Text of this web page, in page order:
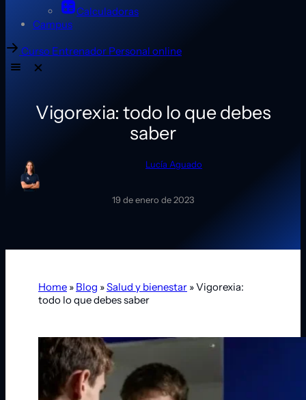
Calculadoras
Campus
Curso Entrenador Personal online
Vigorexia: todo lo que debes
saber
Lucía Aguado
19 de enero de 2023
Home » Blog »Salud y bienestar »Vigorexia:
todo lo que debes saber